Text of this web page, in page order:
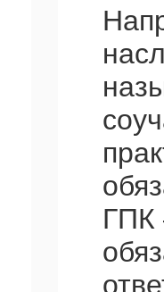
ГПК